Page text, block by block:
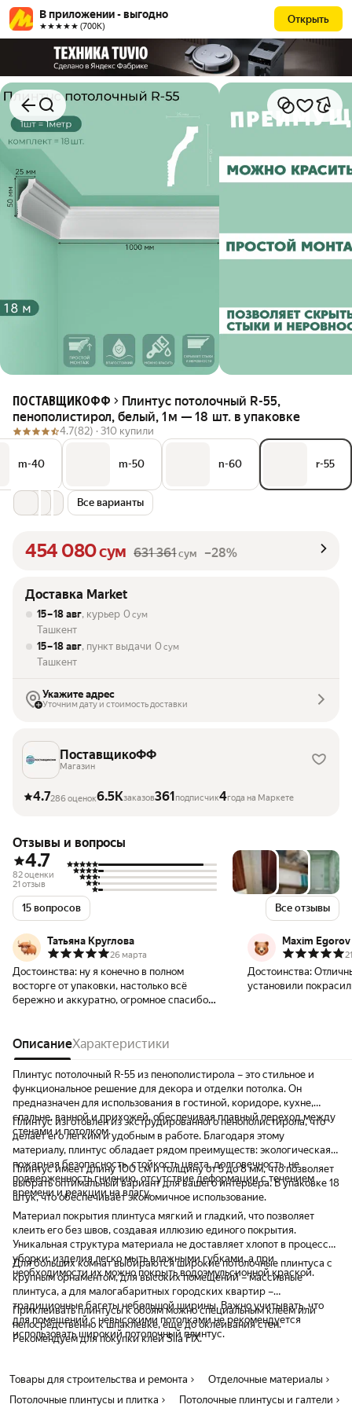
В приложении - выгодно
★★★★★ (700К)
Открыть
ПОСТАВЩИКОФФ
Плинтус потолочный R-55,
пенополистирол, белый, 1 м — 18 шт. в упаковке
4.7(82) · 310 купили
m-40 m-50 n-60 r-55
Все варианты
454 080сум 631 361сум –28%
Доставка Market
15 – 18 авг, курьер 0 сум
Ташкент
15 – 18 авг, пункт выдачи 0 сум
Ташкент
Укажите адрес
Уточним дату и стоимость доставки
ПоставщикоФФ
Магазин
4.7286 оценок6.5Kзаказов361подписчик4года на Маркете
Отзывы и вопросы
4.7
82 оценки
21 отзыв
15 вопросов Все отзывы
Татьяна Круглова
26 марта
Достоинства: ну я конечно в полном
восторге от упаковки, настолько всё
бережно и аккуратно, огромное спасибо
Maxim Egorov
Достоинства:
установили
ОписаниеХарактеристики
Плинтус потолочный R-55 из пенополистирола – это стильное и
функциональное решение для декора и отделки потолка. Он
предназначен для использования в гостиной, коридоре, кухне,
спальне, ванной и прихожей, обеспечивая плавный переход между
стенами и потолком.
Плинтус изготовлен из экструдированного пенополистирола, что
делает его легким и удобным в работе. Благодаря этому
материалу, плинтус обладает рядом преимуществ: экологическая и
пожарная безопасность, стойкость цвета, долговечность, не
подверженность гниению, отсутствие деформации с течением
времени и реакции на влагу.
Плинтус имеет длину 100 см и толщину от 5 до 8 мм, что позволяет
выбрать оптимальный вариант для вашего интерьера. В упаковке 18
штук, что обеспечивает экономичное использование.
Материал покрытия плинтуса мягкий и гладкий, что позволяет
клеить его без швов, создавая иллюзию единого покрытия.
Уникальная структура материала не доставляет хлопот в процессе
уборки: изделия легко мыть влажными губками, а при
необходимости их можно покрыть водоэмульсионной краской.
Для больших комнат выбираются широкие потолочные плинтуса с
крупным орнаментом, для высоких помещений – массивные
плинтуса, а для малогабаритных городских квартир –
традиционные багеты небольшой ширины. Важно учитывать, что
для помещений с невысокими потолками не рекомендуется
использовать широкий потолочный плинтус.
Приклеивать плинтусы к обоям можно специальным клеем или
непосредственно к шпаклевке, еще до оклеивания стен.
Рекомендуем для покупки клей Sila FIX.
Товары для строительства и ремонта
Отделочные материалы
Потолочные плинтусы и плитка
Потолочные плинтусы и галтели